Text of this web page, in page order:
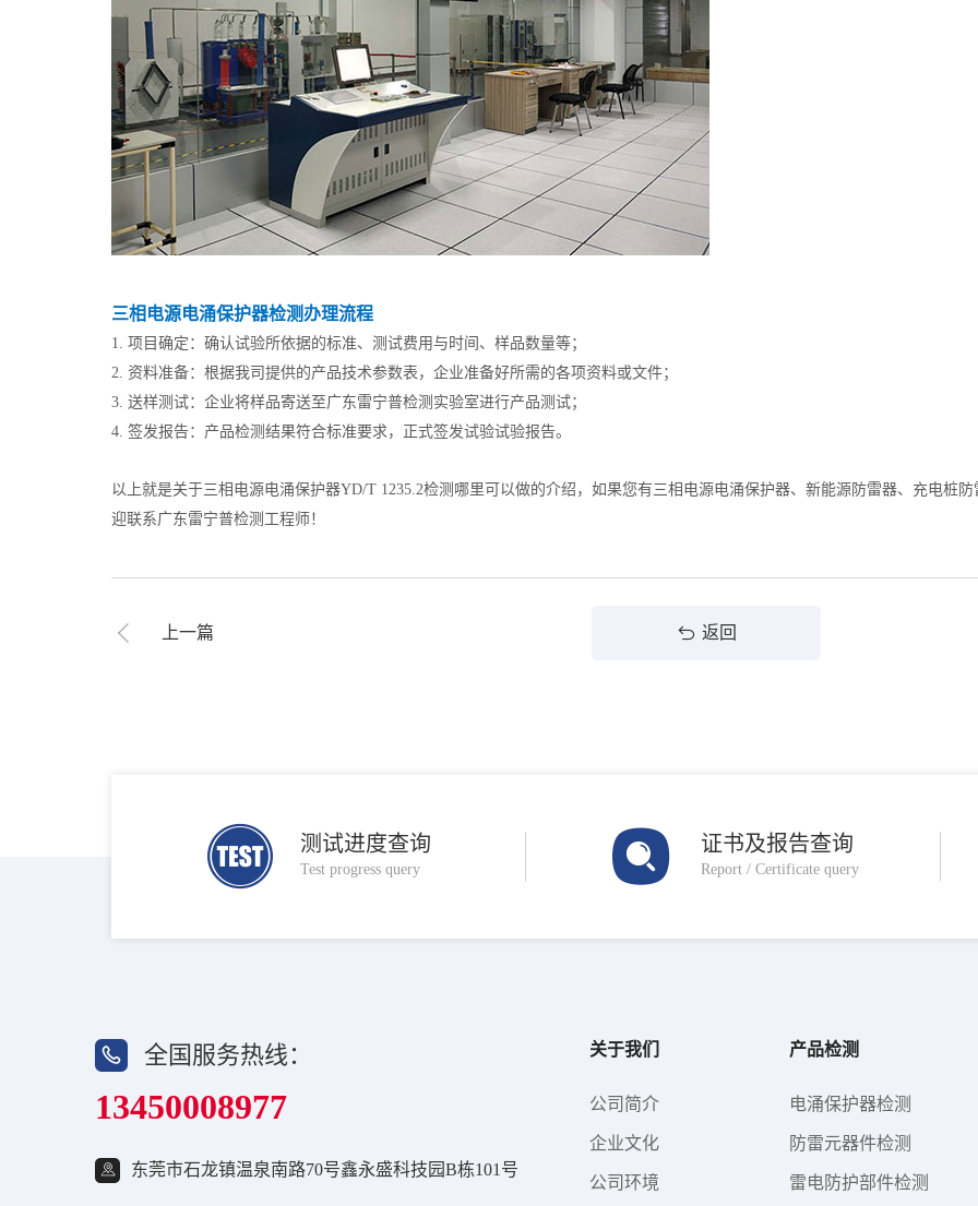
三相电源电涌保护器检测办理流程
1. 项目确定：确认试验所依据的标准、测试费用与时间、样品数量等；
2. 资料准备：根据我司提供的产品技术参数表，企业准备好所需的各项资料或文件；
3. 送样测试：企业将样品寄送至广东雷宁普检测实验室进行产品测试；
4. 签发报告：产品检测结果符合标准要求，正式签发试验试验报告。
以上就是关于三相电源电涌保护器YD/T 1235.2检测哪里可以做的介绍，如果您有三相电源电涌保护器、新能源防雷器、充电桩
迎联系广东雷宁普检测工程师！
上一篇 返回
测试进度查询
Test progress query
证书及报告查询
Report / Certificate query
全国服务热线：
13450008977
东莞市石龙镇温泉南路70号鑫永盛科技园B栋101号
关于我们
公司简介
企业文化
公司环境
产品检测
电涌保护器检测
防雷元器件检测
雷电防护部件检测